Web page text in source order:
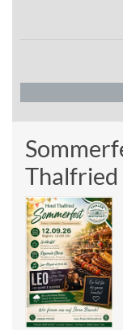
Thalfried